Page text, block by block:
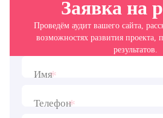
Заявка на
Проведём аудит вашего сайта,
возможностях развития проекта,
результатов.
Имя*
Телефон*